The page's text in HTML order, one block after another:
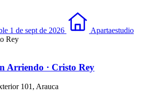
1 de sept de 2026
Apartaestudio
Rey
Arriendo · Cristo Rey
101, Arauca